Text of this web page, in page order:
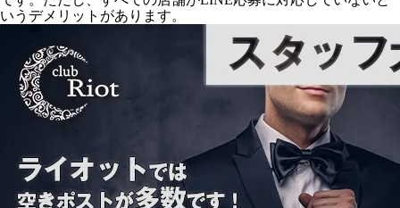
いうデメリットがあります。